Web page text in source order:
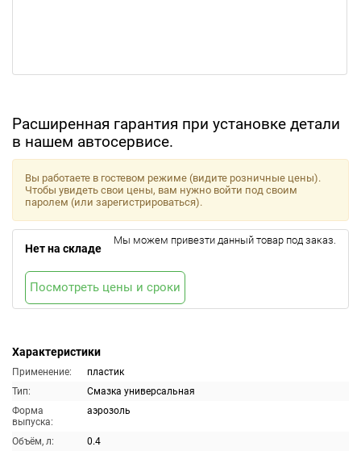
Расширенная гарантия при установке детали
в нашем автосервисе.
Характеристики
Применение:
пластик
Тип:
Смазка универсальная
Форма
выпуска:
аэрозоль
Объём, л:
0.4
Вы работаете в гостевом режиме (видите розничные цены).
Чтобы увидеть свои цены, вам нужно войти под своим
паролем (или зарегистрироваться).
Нет на складе
Мы можем привезти данный товар под заказ.
Посмотреть цены и сроки